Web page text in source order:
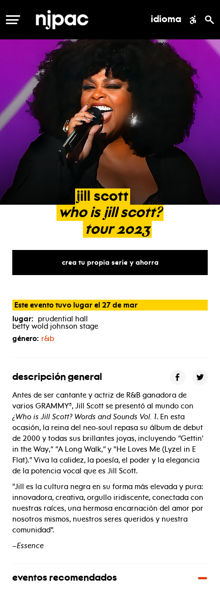
MENÚ idioma
jill scott
who is jill scott?
tour 2023
crea tu propia serie y ahorra
Este evento tuvo lugar el 27 de mar
lugar: prudential hall
betty wold johnson stage
género: r&b
descripción general
Antes de ser cantante y actriz de R&B ganadora de
varios GRAMMY®, Jill Scott se presentó al mundo con
¿Who is Jill Scott? Words and Sounds Vol. 1. En esta
ocasión, la reina del neo-soul repasa su álbum de debut
de 2000 y todas sus brillantes joyas, incluyendo "Gettin'
in the Way," "A Long Walk," y "He Loves Me (Lyzel in E
Flat)." Viva la calidez, la poesía, el poder y la elegancia
de la potencia vocal que es Jill Scott.
"Jill es la cultura negra en su forma más elevada y pura:
innovadora, creativa, orgullo iridiscente, conectada con
nuestras raíces, una hermosa encarnación del amor por
nosotros mismos, nuestros seres queridos y nuestra
comunidad".
–Essence
eventos recomendados